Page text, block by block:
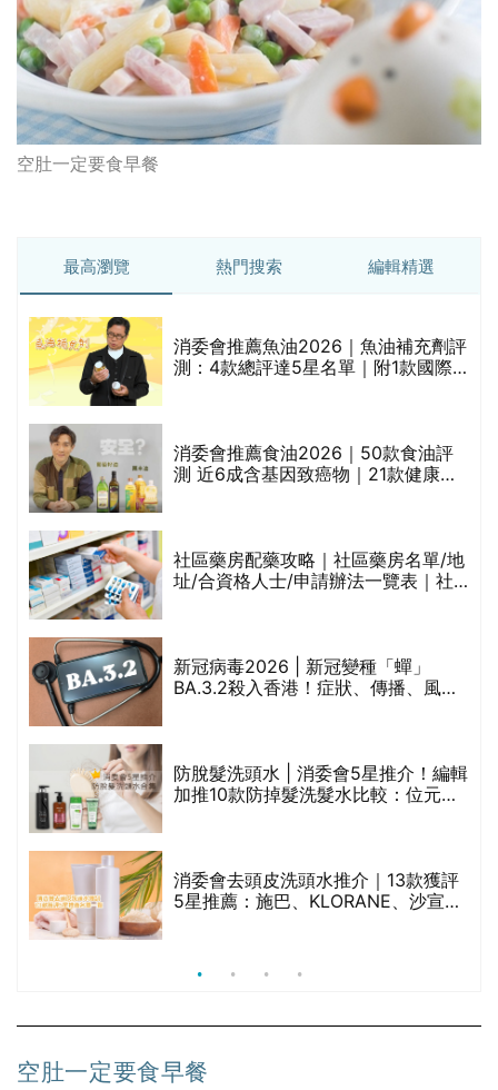
空肚一定要食早餐
最高瀏覽 熱門搜索 編輯精選
消委會推薦魚油2026｜魚油補充劑評
測：4款總評達5星名單｜附1款國際
消委會推薦食油2026｜50款食油評
測 近6成含基因致癌物｜21款健康煮
社區藥房配藥攻略｜社區藥房名單/地
址/合資格人士/申請辦法一覽表｜社
新冠病毒2026 | 新冠變種「蟬」
BA.3.2殺入香港！症狀、傳播、風險
防脫髮洗頭水 | 消委會5星推介！編輯
加推10款防掉髮洗髮水比較：位元
消委會去頭皮洗頭水推介｜13款獲評
5星推薦：施巴、KLORANE、沙宣、
空肚一定要食早餐